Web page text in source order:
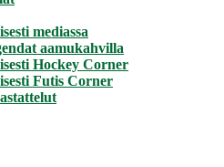
mediassa
aamukahvilla
Hockey Corner
Futis Corner